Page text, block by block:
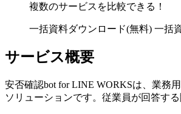
複数のサービスを比較できる！
一括資料ダウンロード(無料) 一括
サービス概要
安否確認bot for LINE WORKSは、業務
ソリューションです。従業員が回答す